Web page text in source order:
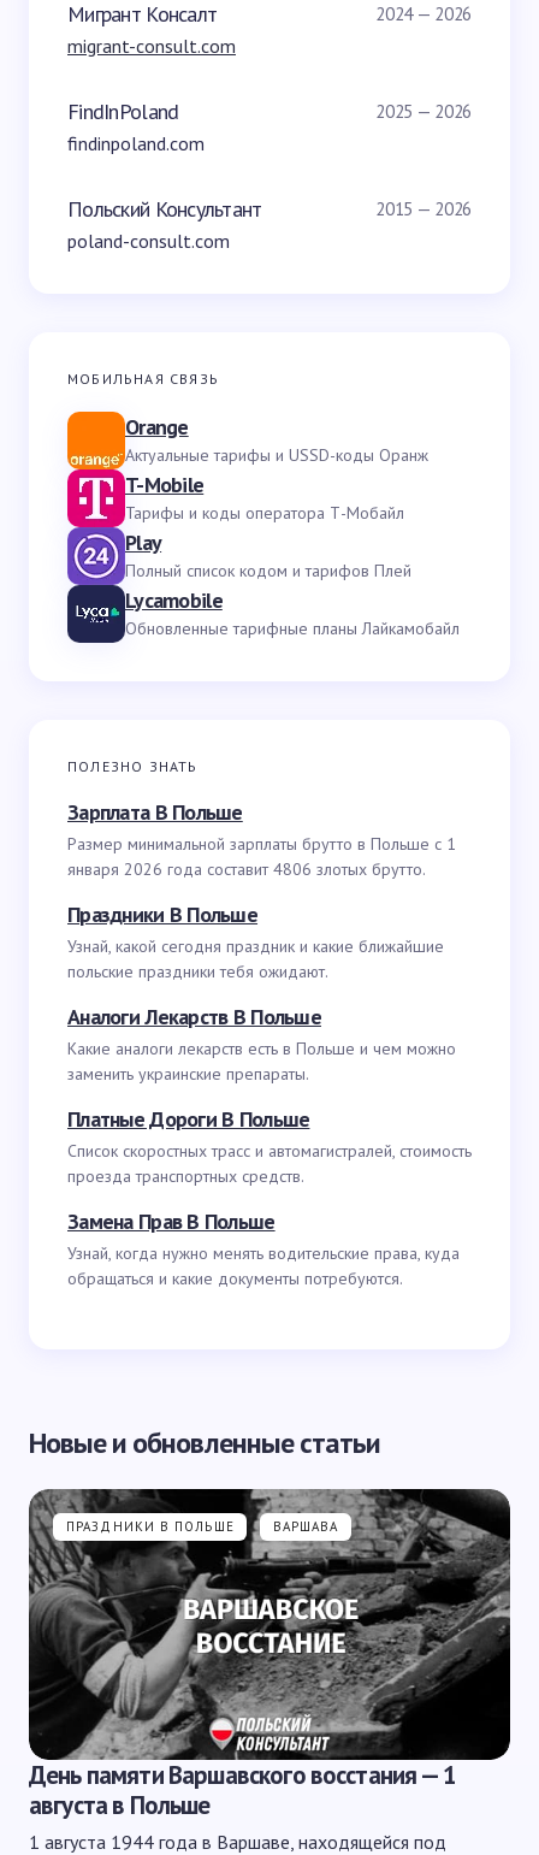
Мигрант Консалт 2024 — 2026
migrant-consult.com
FindInPoland 2025 — 2026
findinpoland.com
Польский Консультант 2015 — 2026
poland-consult.com
МОБИЛЬНАЯ СВЯЗЬ
Orange
Актуальные тарифы и USSD-коды Оранж
T-Mobile
Тарифы и коды оператора Т-Мобайл
Play
Полный список кодом и тарифов Плей
Lycamobile
Обновленные тарифные планы Лайкамобайл
ПОЛЕЗНО ЗНАТЬ
Зарплата В Польше
Размер минимальной зарплаты брутто в Польше с 1
января 2026 года составит 4806 злотых брутто.
Праздники В Польше
Узнай, какой сегодня праздник и какие ближайшие
польские праздники тебя ожидают.
Аналоги Лекарств В Польше
Какие аналоги лекарств есть в Польше и чем можно
заменить украинские препараты.
Платные Дороги В Польше
Список скоростных трасс и автомагистралей, стоимость
проезда транспортных средств.
Замена Прав В Польше
Узнай, когда нужно менять водительские права, куда
обращаться и какие документы потребуются.
Новые и обновленные статьи
ПРАЗДНИКИ В ПОЛЬШЕ ВАРШАВА
День памяти Варшавского восстания — 1
августа в Польше
1 августа 1944 года в Варшаве, находящейся под